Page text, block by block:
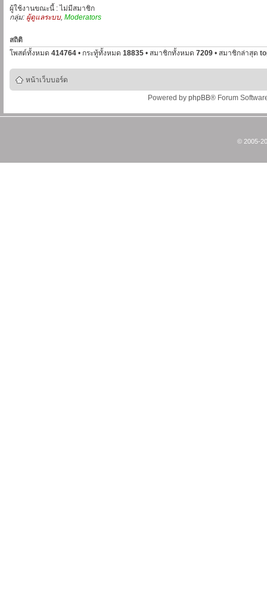
ผู้ใช้งานขณะนี้ : ไม่มีสมาชิก
กลุ่ม: ผู้ดูแลระบบ, Moderators
สถิติ
โพสต์ทั้งหมด 414764 • กระทู้ทั้งหมด 18835 • สมาชิกทั้งหมด 7209 • สมาชิกล่าสุด
หน้าเว็บบอร์ด
Powered by phpBB® Forum
© 2005-